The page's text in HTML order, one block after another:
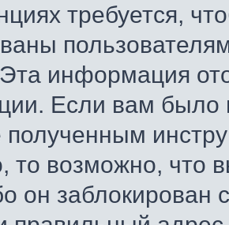
требуется,
информация
Если вам
полученным
то возможно, что
он